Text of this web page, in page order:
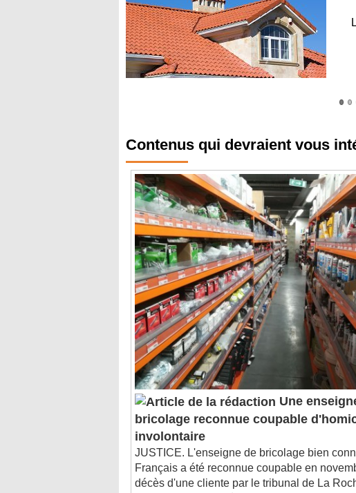
Une
bricolage reconnue coupable
involontaire
JUSTICE. L'enseigne de bricolage bien
Français a été reconnue coupable en
décès d'une cliente par le tribunal de La
des faits remontant à plus de deux ans.